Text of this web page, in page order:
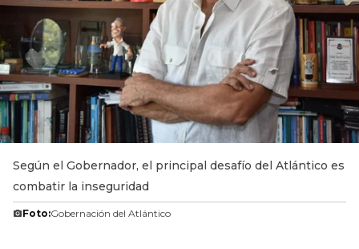
Según el Gobernador, el principal desafío del Atlántico es
combatir la inseguridad
Foto:Gobernación del Atlántico